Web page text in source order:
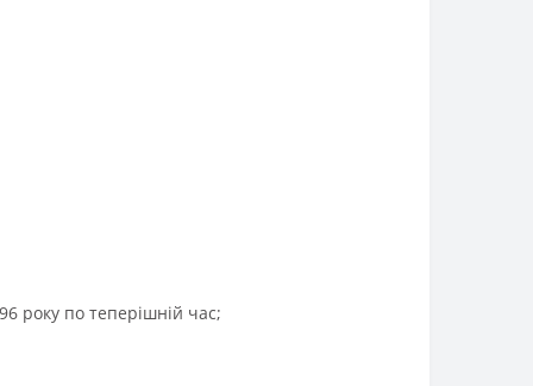
року по теперішній час;